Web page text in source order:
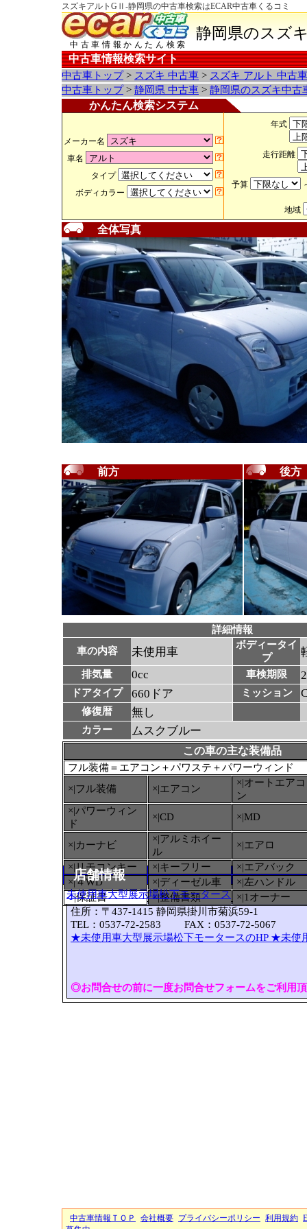
スズキアルトGⅡ-静岡県の中古車検索はECAR中古車くるコミ
中古車情報かんたん検索
静岡県のスズ
中古車情報検索サイト
中古車トップ> スズキ 中古車 > スズキ アルト 中古
中古車トップ> 静岡県 中古車 > 静岡県のスズキ中古
かんたん検索システム
メーカー名
車名
タイプ
ボディカラー
年式
走行距離
予算
地域
全体写真
前方 後方
詳細情報
車の内容
未使用車
ボディータイ
プ
排気量 0cc 車検期限
ドアタイプ 660ドア ミッション
修復暦 無し
カラー ムスクブルー
この車の主な装備品
フル装備＝エアコン＋パワステ＋パワーウィンド
×|フル装備
×|エアコン
×|オートエアコ
ン
×|パワーウィン
ド
×|CD ×|MD
×|カーナビ
×|アルミホイー
ル
×|エアロ
×|リモコンキー
×|キーフリー
×|エアバック
×|４WD
×|ディーゼル車
×|左ハンドル
○|保証書 ×|整備書類 ×|1オーナー
店舗情報
未使用車大型展示場松下モータース
住所：〒437-1415 静岡県掛川市菊浜59-1
TEL：0537-72-2583 FAX：0537-72-5067
★未使用車大型展示場松下モータースのHP ★未使
◎お問合せの前に一度お問合せフォームをご利用
中古車情報ＴＯＰ 会社概要 プライバシーポリシー 利用規約